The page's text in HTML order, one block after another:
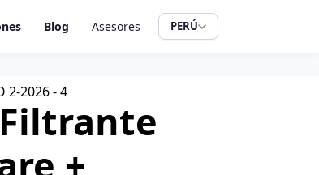
Blog Asesores PERÚ
2-2026 - 4
+